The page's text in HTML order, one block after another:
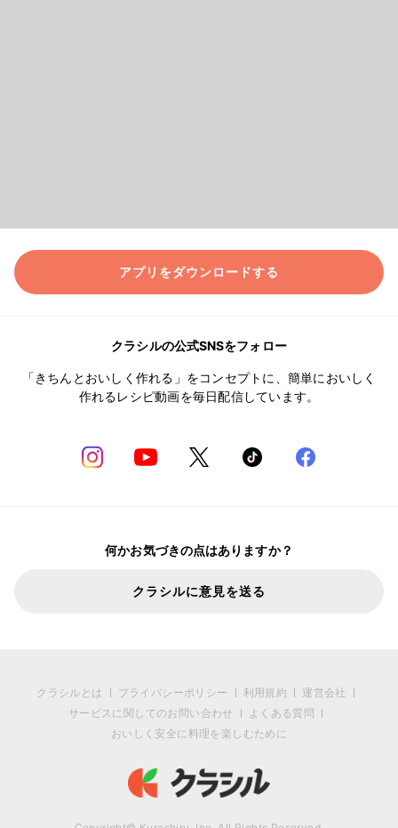
アプリをダウンロードする
クラシルの公式SNSをフォロー
「きちんとおいしく作れる」をコンセプトに、簡単においしく
作れるレシピ動画を毎日配信しています。
何かお気づきの点はありますか？
クラシルに意見を送る
クラシルとは プライバシーポリシー 利用規約
運営会社
サービスに関してのお問い合わせ
よくある質問
おいしく安全に料理を楽しむために